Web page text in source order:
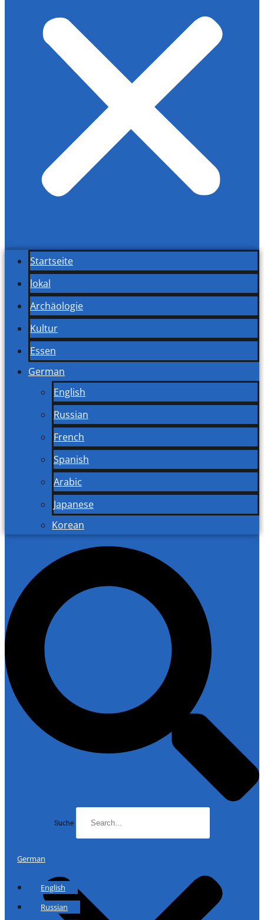
Startseite
lokal
Archäologie
Kultur
Essen
German
English
Russian
French
Spanish
Arabic
Japanese
Korean
Suche
German
English
Russian